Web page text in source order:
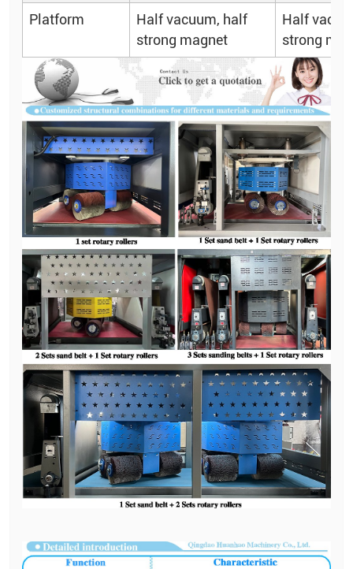
Platform
Half vacuum, half
strong magnet
Half
strong